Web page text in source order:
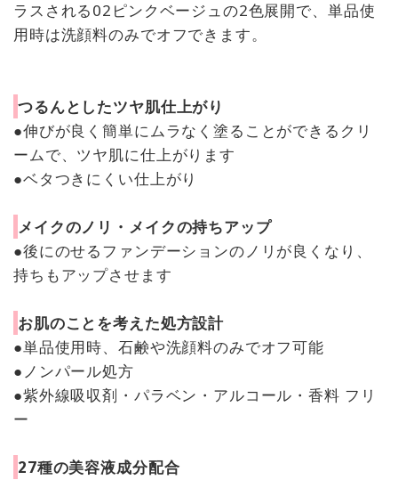
ラスされる02ピンクベージュの2色展開で、単品使
用時は洗顔料のみでオフできます。
つるんとしたツヤ肌仕上がり
●伸びが良く簡単にムラなく塗ることができるクリ
ームで、ツヤ肌に仕上がります
●ベタつきにくい仕上がり
メイクのノリ・メイクの持ちアップ
●後にのせるファンデーションのノリが良くなり、
持ちもアップさせます
お肌のことを考えた処方設計
●単品使用時、石鹸や洗顔料のみでオフ可能
●ノンパール処方
●紫外線吸収剤・パラベン・アルコール・香料 フリ
ー
27種の美容液成分配合